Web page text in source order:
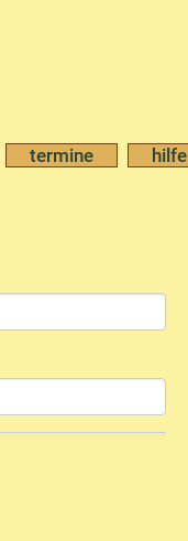
termine hilfe